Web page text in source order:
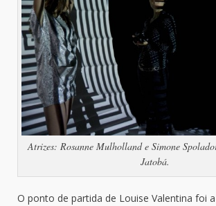
Atrizes: Rosanne Mulholland e Simone
Jatobá.
O ponto de partida de Louise Valentina foi